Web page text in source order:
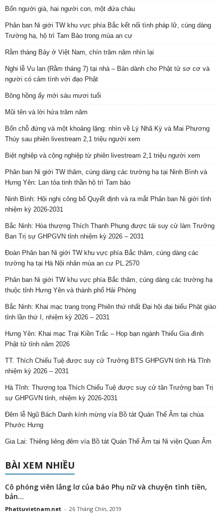
Bốn người già, hai người con, một đứa cháu
Phân ban Ni giới TW khu vực phía Bắc kết nối tình pháp lữ, cúng dàng
Trường hạ, hộ trì Tam Bảo trong mùa an cư
Rằm tháng Bảy ở Việt Nam, chín trăm năm nhìn lại
Nghi lễ Vu lan (Rằm tháng 7) tại nhà – Bản dành cho Phật tử sơ cơ và
người có cảm tình với đạo Phật
Bông hồng ấy mới sáu mươi tuổi
Mũi tên và lời hứa trăm năm
Bốn chỗ đứng và một khoảng lặng: nhìn về Lý Nhã Kỳ và Mai Phương
Thúy sau phiên livestream 2,1 triệu người xem
Biệt nghiệp và cộng nghiệp từ phiên livestream 2,1 triệu người xem
Phân ban Ni giới TW thăm, cúng dàng các trường hạ tại Ninh Bình và
Hưng Yên: Lan tỏa tinh thần hộ trì Tam bảo
Ninh Bình: Hội nghị công bố Quyết định và ra mắt Phân ban Ni giới tỉnh
nhiệm kỳ 2026-2031
Bắc Ninh: Hòa thượng Thích Thanh Phụng được tái suy cử làm Trưởng
Ban Trị sự GHPGVN tỉnh nhiệm kỳ 2026 – 2031
Đoàn Phân ban Ni giới TW khu vực phía Bắc thăm, cúng dàng các
trường hạ tại Hà Nội nhân mùa an cư PL.2570
Phân ban Ni giới TW khu vực phía Bắc thăm, cúng dàng các trường hạ
thuộc tỉnh Hưng Yên và thành phố Hải Phòng
Bắc Ninh: Khai mạc trang trọng Phiên thứ nhất Đại hội đại biểu Phật giáo
tỉnh lần thứ I, nhiệm kỳ 2026 – 2031
Hưng Yên: Khai mạc Trại Kiền Trắc – Họp bạn ngành Thiếu Gia đình
Phật tử tỉnh năm 2026
TT. Thích Chiếu Tuệ được suy cử Trưởng BTS GHPGVN tỉnh Hà Tĩnh
nhiệm kỳ 2026 – 2031
Hà Tĩnh: Thượng tọa Thích Chiếu Tuệ được suy cử tân Trưởng ban Trị
sự GHPGVN tỉnh, nhiệm kỳ 2026-2031
Đêm lễ Ngũ Bách Danh kính mừng vía Bồ tát Quán Thế Âm tại chùa
Phước Hưng
Gia Lai: Thiêng liêng đêm vía Bồ tát Quán Thế Âm tại Ni viện Quan Âm
BÀI XEM NHIỀU
Cô phóng viên lẳng lơ của báo Phụ nữ và chuyện tình tiền,
bản...
Phattuvietnam.net - 26 Tháng Chín, 2019